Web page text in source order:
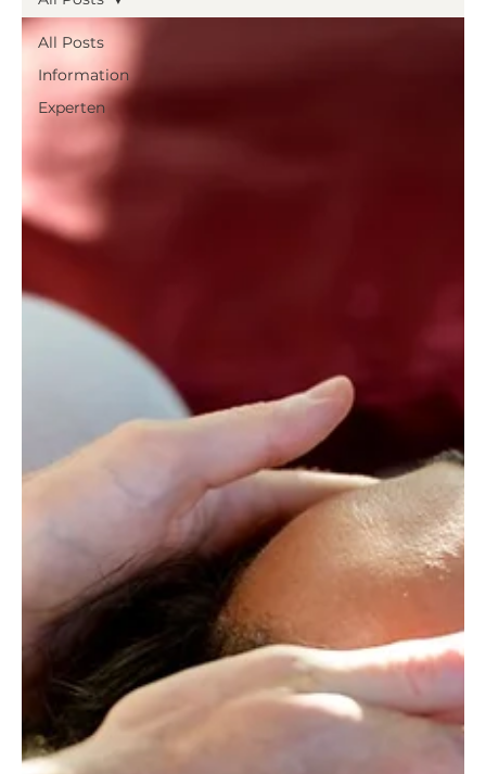
All Posts
Information
Experten